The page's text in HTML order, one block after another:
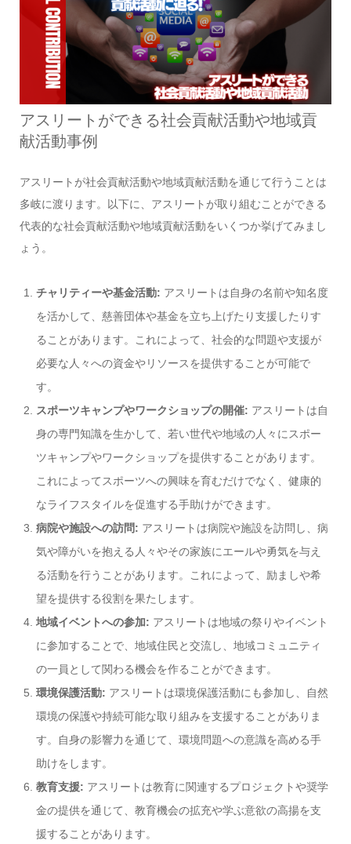
アスリートができる社会貢献活動や地域貢
献活動事例
アスリートが社会貢献活動や地域貢献活動を通じて行うことは
多岐に渡ります。以下に、アスリートが取り組むことができる
代表的な社会貢献活動や地域貢献活動をいくつか挙げてみまし
ょう。
チャリティーや基金活動: アスリートは自身の名前や知名度
を活かして、慈善団体や基金を立ち上げたり支援したりす
ることがあります。これによって、社会的な問題や支援が
必要な人々への資金やリソースを提供することが可能で
す。
スポーツキャンプやワークショップの開催: アスリートは自
身の専門知識を生かして、若い世代や地域の人々にスポー
ツキャンプやワークショップを提供することがあります。
これによってスポーツへの興味を育むだけでなく、健康的
なライフスタイルを促進する手助けができます。
病院や施設への訪問: アスリートは病院や施設を訪問し、病
気や障がいを抱える人々やその家族にエールや勇気を与え
る活動を行うことがあります。これによって、励ましや希
望を提供する役割を果たします。
地域イベントへの参加: アスリートは地域の祭りやイベント
に参加することで、地域住民と交流し、地域コミュニティ
の一員として関わる機会を作ることができます。
環境保護活動: アスリートは環境保護活動にも参加し、自然
環境の保護や持続可能な取り組みを支援することがありま
す。自身の影響力を通じて、環境問題への意識を高める手
助けをします。
教育支援: アスリートは教育に関連するプロジェクトや奨学
金の提供を通じて、教育機会の拡充や学ぶ意欲の高揚を支
援することがあります。